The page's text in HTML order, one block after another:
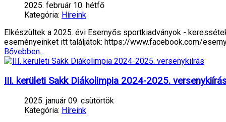
2025. február 10. hétfő
Kategória: Híreink
Elkészültek a 2025. évi Esernyős sportkiadványok -
eseményeinket itt találjátok: https://www.facebook.com/
Bővebben...
III. kerületi Sakk Diákolimpia 2024-2025.
2025. január 09. csütörtök
Kategória: Híreink